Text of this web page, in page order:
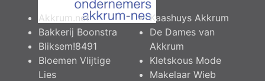
Akkrum.net
Bakkerij Boonstra
Bliksem!8491
Bloemen Vlijtige
Lies
Kaashuys Akkrum
De Dames van
Akkrum
Kletskous Mode
Makelaar Wieb